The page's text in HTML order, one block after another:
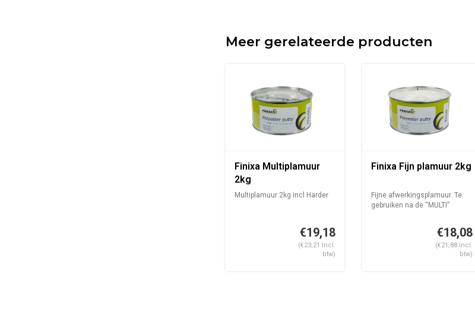
Meer gerelateerde producten
Finixa Multiplamuur
2kg
Multiplamuur 2kg incl Harder
€19,18
(€23,21 Incl.
btw)
Finixa Fijn plamuur 2kg
Fijne afwerkingsplamuur. Te
gebruiken na de “MULTI”
€18,08
(€21,88 Incl.
btw)